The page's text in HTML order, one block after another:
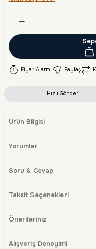
Fiyat Alarmı Paylaş
Hızlı Gönderi
Ürün Bilgisi
Yorumlar
Soru & Cevap
Taksit Seçenekleri
Önerileriniz
Alışveriş Deneyimi